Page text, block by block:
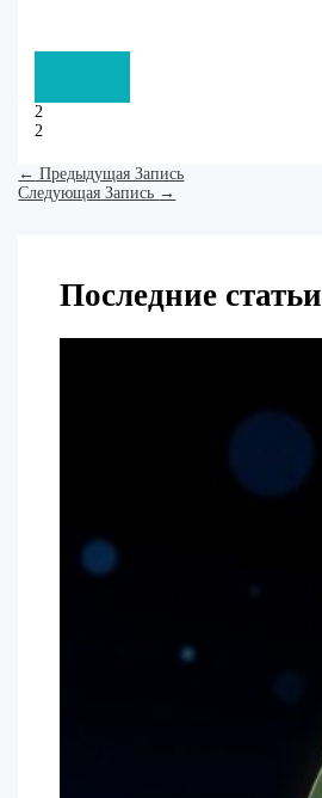
2
2
← Предыдущая Запись
Следующая Запись →
Последние статьи